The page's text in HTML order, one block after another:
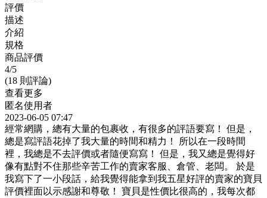
評價
描述
介紹
規格
商品評價
4/5
(18 則評論)
查看更多
匿名使用者
2023-06-05 07:47
經常網購，總有大量的包裹收，有很多的評語要寫！ 但是，
總是寫評語花掉了我大量的時間和精力！ 所以在一段時間
裡，我總是不去評價或者隨便寫寫！ 但是，我又總是覺得好
像有點對不住那些辛苦工作的賣家客服、倉管、老闆。 於是
我寫下了一小段話，給我覺得能拿到我五星好評的賣家的寶貝
評價裡面以示感謝和尊敬！ 寶貝是性價比很高的，我每次都